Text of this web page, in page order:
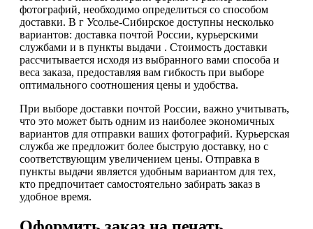
фотографий, необходимо определиться со способом
доставки. В г Усолье-Сибирское доступны несколько
вариантов: доставка почтой России, курьерскими
службами и в пункты выдачи . Стоимость доставки
рассчитывается исходя из выбранного вами способа и
веса заказа, предоставляя вам гибкость при выборе
оптимального соотношения цены и удобства.
При выборе доставки почтой России, важно учитывать,
что это может быть одним из наиболее экономичных
вариантов для отправки ваших фотографий. Курьерская
служба же предложит более быструю доставку, но с
соответствующим увеличением цены. Отправка в
пункты выдачи является удобным вариантом для тех,
кто предпочитает самостоятельно забирать заказ в
удобное время.